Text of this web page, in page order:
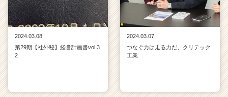
2024.03.08
第29期【社外秘】経営計画書vol.3
2
2024.03.07
つなぐ力は走る力だ、クリテック
工業